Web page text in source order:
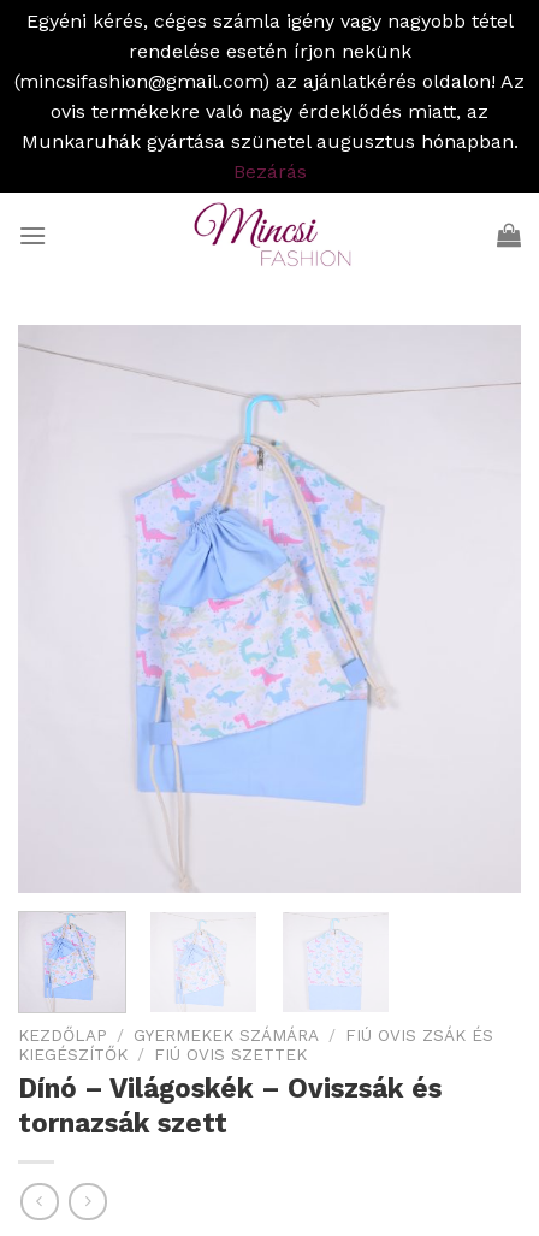
Egyéni kérés, céges számla igény vagy nagyobb tétel
rendelése esetén írjon nekünk
(mincsifashion@gmail.com) az ajánlatkérés oldalon! Az
ovis termékekre való nagy érdeklődés miatt, az
Munkaruhák gyártása szünetel augusztus hónapban.
Bezárás
KEZDŐLAP / GYERMEKEK SZÁMÁRA /
FIÚ OVIS ZSÁK ÉS
KIEGÉSZÍTŐK / FIÚ OVIS SZETTEK
Dínó – Világoskék – Oviszsák és
tornazsák szett